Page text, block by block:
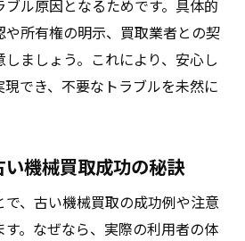
ル原因となるためです。具体的
や所有権の明示、買取業者との契
ましょう。これにより、安心し
でき、不要なトラブルを未然に
機械買取成功の秘訣
、古い機械買取の成功例や注意
。なぜなら、実際の利用者の体